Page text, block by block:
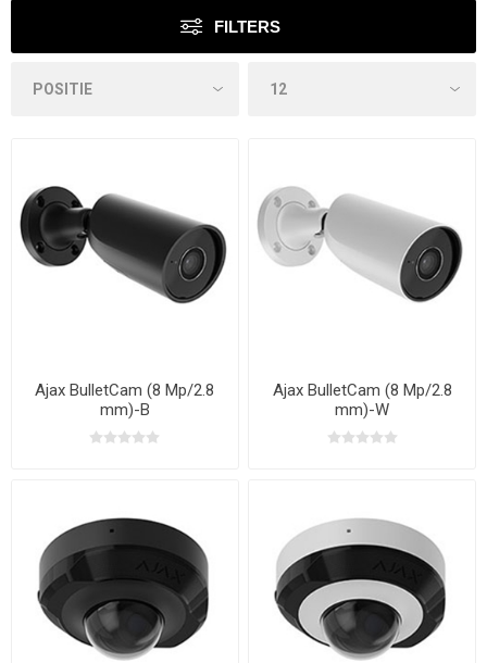
FILTERS
Ajax BulletCam (8 Mp/2.8
mm)-B
Ajax BulletCam (8 Mp/2.8
mm)-W